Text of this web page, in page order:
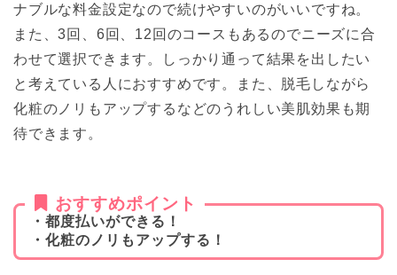
ナブルな料金設定なので続けやすいのがいいですね。
また、3回、6回、12回のコースもあるのでニーズに合
わせて選択できます。しっかり通って結果を出したい
と考えている人におすすめです。また、脱毛しながら
化粧のノリもアップするなどのうれしい美肌効果も期
待できます。
おすすめポイント
・都度払いができる！
・化粧のノリもアップする！